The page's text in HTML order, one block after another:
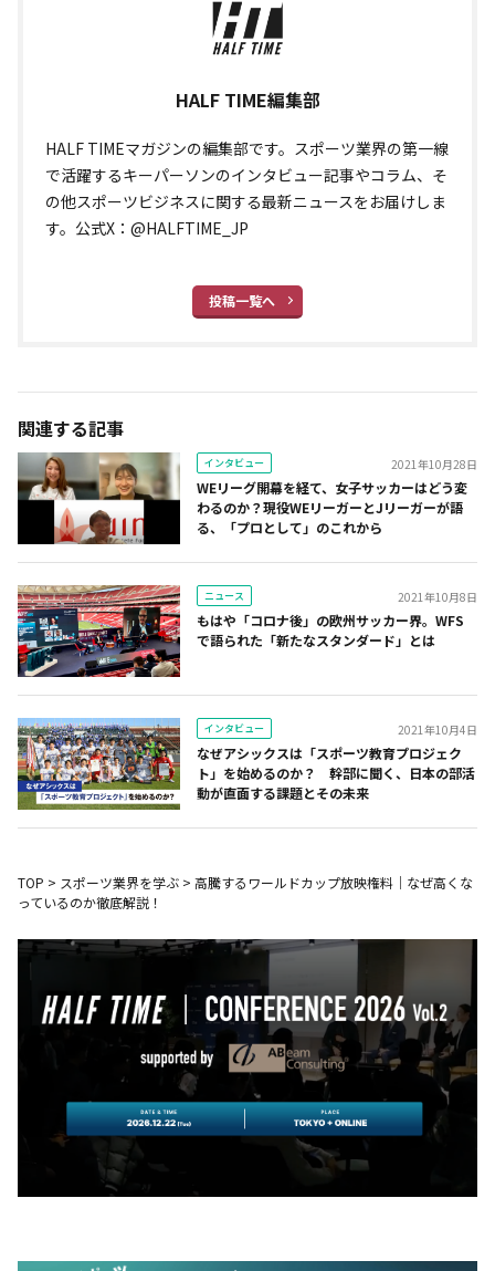
HALF TIME編集部
HALF TIMEマガジンの編集部です。スポーツ業界の第一線
で活躍するキーパーソンのインタビュー記事やコラム、そ
の他スポーツビジネスに関する最新ニュースをお届けしま
す。公式X：@HALFTIME_JP
投稿一覧へ
関連する記事
インタビュー 2021年10月28日
WEリーグ開幕を経て、女子サッカーはどう変
わるのか？現役WEリーガーとJリーガーが語
る、「プロとして」のこれから
ニュース 2021年10月8日
もはや「コロナ後」の欧州サッカー界。WFS
で語られた「新たなスタンダード」とは
インタビュー 2021年10月4日
なぜアシックスは「スポーツ教育プロジェク
ト」を始めるのか？ 幹部に聞く、日本の部活
動が直面する課題とその未来
TOP > スポーツ業界を学ぶ > 高騰するワールドカップ放映権料｜なぜ高くな
っているのか徹底解説！